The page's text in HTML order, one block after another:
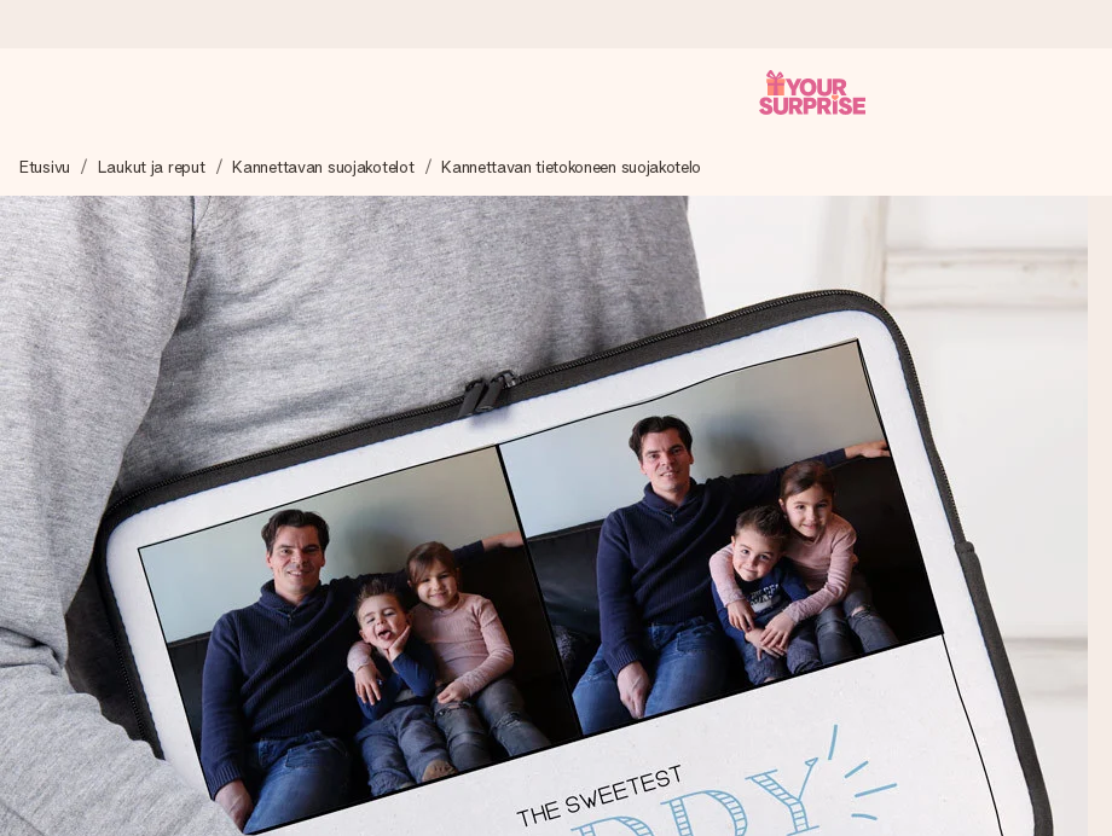
Valmistamme lahjasi huolella ja lähetämme sen hetkessä, jotta voit antaa sen juuri oikeaan aikaan, kun sillä on eniten
merkitystä.
4,8 (+15 000 arvostelun perusteella)
Lahjamme inspiroivat. Asiakkaiden arvosana on 4,8 Google Reviewsissä.
Ilmainen tervehdyskortti
Tilaa tänään – personoitu lahja valmistuu ja lähtee matkaan nopeammin kuin ehdit sanoa “yllätys!”
Etusivu Laukut ja reput Kannettavan suojakotelot Kannettavan tietokoneen suojakotelo